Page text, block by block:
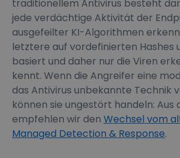
traditionellem Antivirus besteht
jede verdächtige Aktivität der
ausgefeilter KI-Algorithmen
letztere auf vordefinierten Hashes
basiert und daher nur die Viren
kennt. Wenn die Angreifer eine
das Antivirus unbekannte Technik
können sie ungestört handeln: Aus
empfehlen wir den Wechsel vom
Managed Detection & Response.